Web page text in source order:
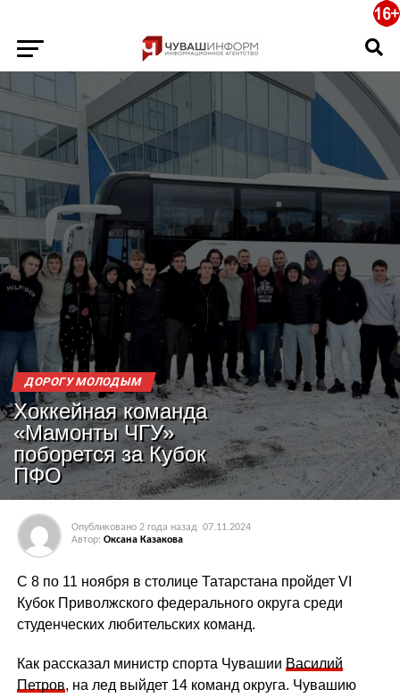
ДОРОГУ МОЛОДЫМ
Хоккейная команда
«Мамонты ЧГУ»
поборется за Кубок
ПФО
Опубликовано 2 года назад 07.11.2024
Автор: Оксана Казакова
С 8 по 11 ноября в столице Татарстана пройдет VI
Кубок Приволжского федерального округа среди
студенческих любительских команд.
Как рассказал министр спорта Чувашии Василий
Петров, на лед выйдет 14 команд округа. Чувашию